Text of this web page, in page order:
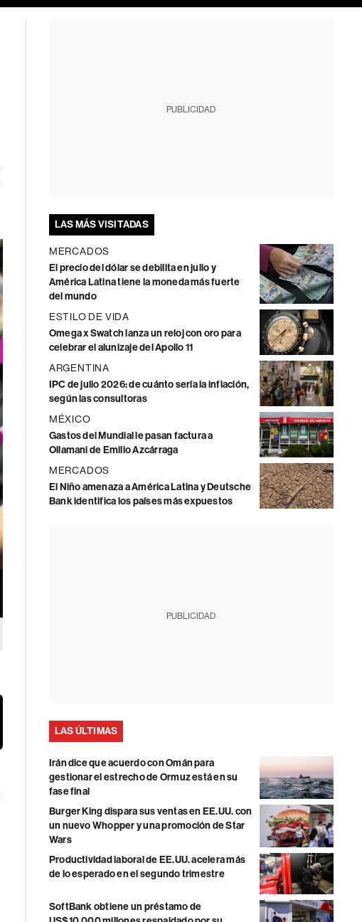
PUBLICIDAD
LAS MÁS VISITADAS
MERCADOS
El precio del dólar se debilita en julio y
América Latina tiene la moneda más fuerte
del mundo
ESTILO DE VIDA
Omega x Swatch lanza un reloj con oro para
celebrar el alunizaje del Apollo 11
ARGENTINA
IPC de julio 2026: de cuánto sería la inflación,
según las consultoras
MÉXICO
Gastos del Mundial le pasan factura a
Ollamani de Emilio Azcárraga
MERCADOS
El Niño amenaza a América Latina y Deutsche
Bank identifica los países más expuestos
PUBLICIDAD
LAS ÚLTIMAS
Irán dice que acuerdo con Omán para
gestionar el estrecho de Ormuz está en su
fase final
Burger King dispara sus ventas en EE.UU. con
un nuevo Whopper y una promoción de Star
Wars
Productividad laboral de EE.UU. acelera más
de lo esperado en el segundo trimestre
SoftBank obtiene un préstamo de